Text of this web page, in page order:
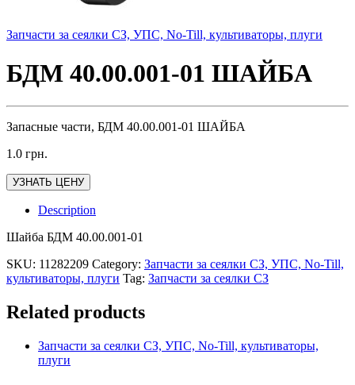
Запчасти за сеялки СЗ, УПС, No-Till, культиваторы, плуги
БДМ 40.00.001-01 ШАЙБА
Запасные части, БДМ 40.00.001-01 ШАЙБА
1.0 грн.
УЗНАТЬ ЦЕНУ
Description
Шайба БДМ 40.00.001-01
SKU: 11282209 Category: Запчасти за сеялки СЗ, УПС, No-Till,
культиваторы, плуги Tag: Запчасти за сеялки СЗ
Related products
Запчасти за сеялки СЗ, УПС, No-Till, культиваторы,
плуги